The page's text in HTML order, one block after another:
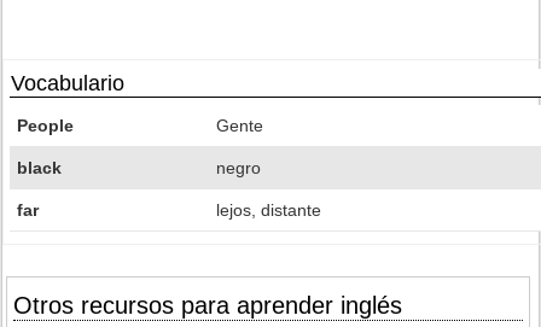
Vocabulario
People Gente
black negro
far lejos, distante
Otros recursos para aprender inglés